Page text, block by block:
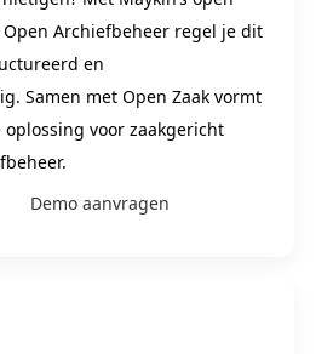
Archiefbeheer regel je dit
en
Samen met Open Zaak vormt
voor zaakgericht
Demo aanvragen